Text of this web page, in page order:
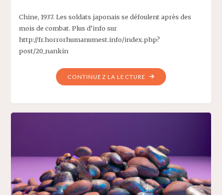
Chine, 1937. Les soldats japonais se défoulent après des
mois de combat. Plus d’info sur
http://fr.horrorhumanumest.info/index.php?
post/20_nankin
CONTINUEZ LA LECTURE
"LE
SAC